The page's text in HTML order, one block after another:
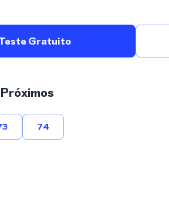
Gratuito
74